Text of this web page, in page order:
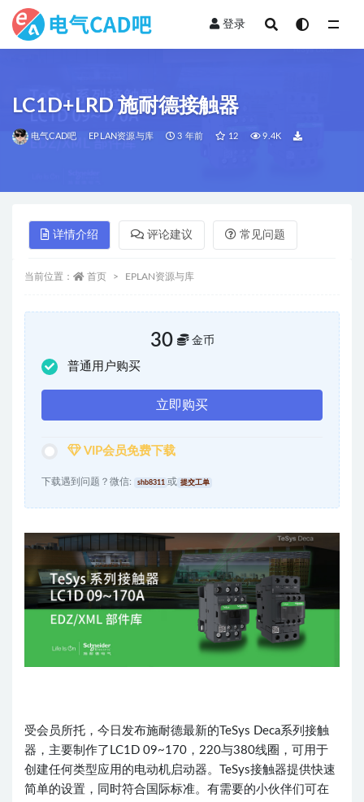
登录
LC1D+LRD 施耐德接触器
电气CAD吧 EPLAN资源与库 3 年前 12 9.4K
详情介绍 评论建议 常见问题
当前位置： 首页 EPLAN资源与库
30 金币
普通用户购买
立即购买
VIP会员免费下载
下载遇到问题？微信: shb8311 或 提交工单
受会员所托，今日发布施耐德最新的TeSys Deca系列接触
器，主要制作了LC1D 09~170，220与380线圈，可用于
创建任何类型应用的电动机启动器。TeSys接触器提供快速
简单的设置，同时符合国际标准。有需要的小伙伴们可在